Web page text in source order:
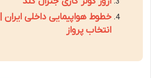
خطوط هواپیمایی داخلی ایران
انتخاب پرواز